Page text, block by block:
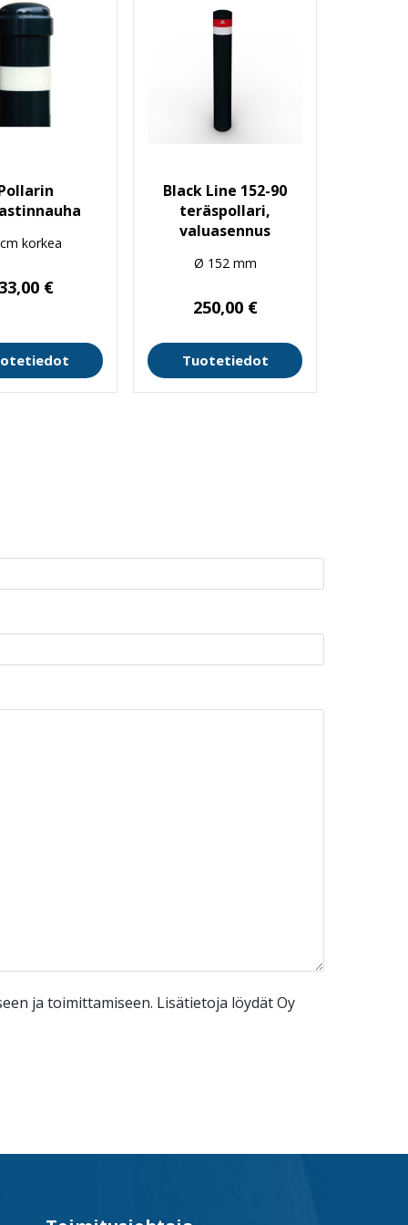
korkea
€
Black Line 152-90
teräspollari,
valuasennus
Ø 152 mm
250,00 €
Tuotetiedot
ja toimittamiseen. Lisätietoja löydät Oy